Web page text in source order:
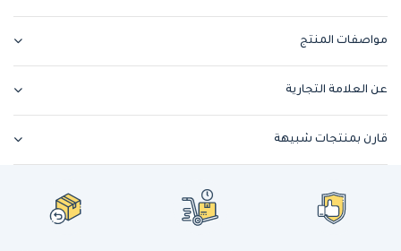
مواصفات المنتج
عن العلامة التجارية
قارن بمنتجات شبيهة